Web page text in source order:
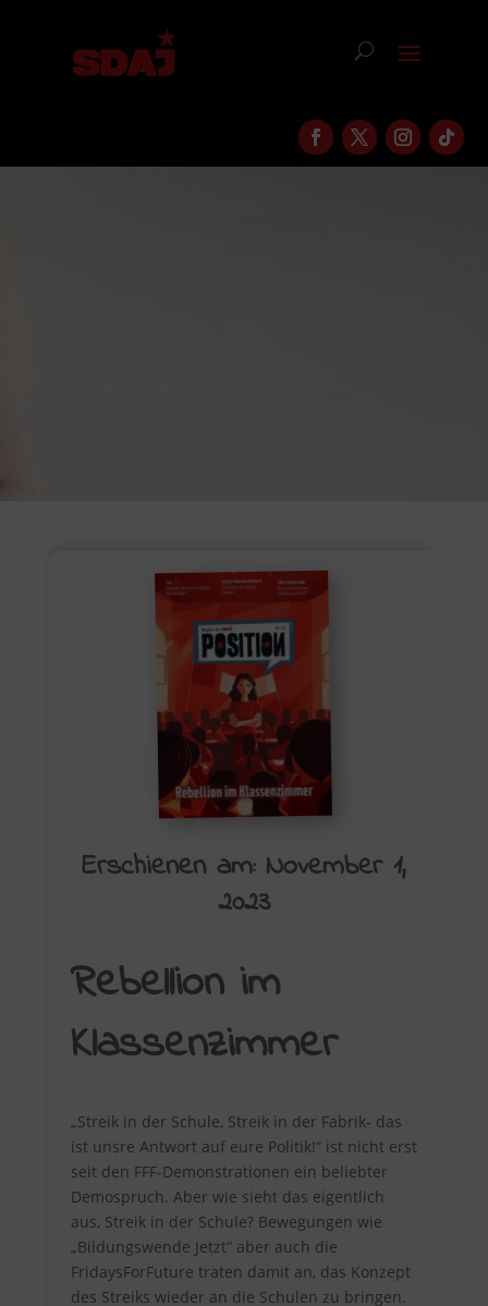
Erschienen am: November 1,
2023
Rebellion im
Klassenzimmer
„Streik in der Schule, Streik in der Fabrik- das
ist unsre Antwort auf eure Politik!“ ist nicht erst
seit den FFF-Demonstrationen ein beliebter
Demospruch. Aber wie sieht das eigentlich
aus, Streik in der Schule? Bewegungen wie
„Bildungswende Jetzt“ aber auch die
FridaysForFuture traten damit an, das Konzept
des Streiks wieder an die Schulen zu bringen.